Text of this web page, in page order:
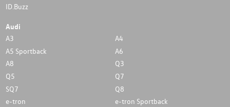
ID.Buzz
Audi
A3
A4
A5 Sportback
A6
A8
Q3
Q5
Q7
SQ7
Q8
e-tron
e-tron Sportback